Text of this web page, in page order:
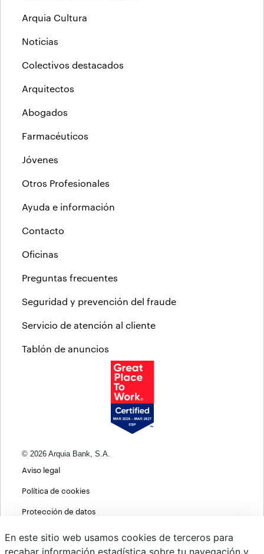
Arquia Cultura
Noticias
Colectivos destacados
Arquitectos
Abogados
Farmacéuticos
Jóvenes
Otros Profesionales
Ayuda e información
Contacto
Oficinas
Preguntas frecuentes
Seguridad y prevención del fraude
Servicio de atención al cliente
Tablón de anuncios
© 2026 Arquia Bank, S.A.
Aviso legal
Política de cookies
Protección de datos
En este sitio web usamos cookies de terceros para
recabar información estadística sobre tu navegación y